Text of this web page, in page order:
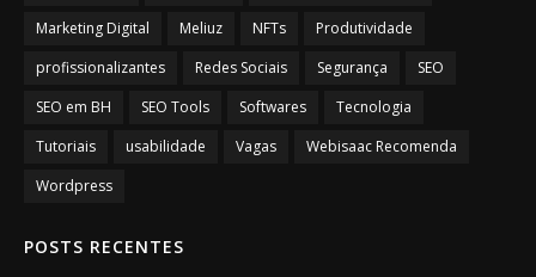
Marketing Digital
Meliuz NFTs
Produtividade
profissionalizantes
Redes Sociais Segurança
SEO
SEO em BH
SEO Tools Softwares
Tecnologia
Tutoriais
usabilidade Vagas
Webisaac Recomenda
Wordpress
POSTS RECENTES